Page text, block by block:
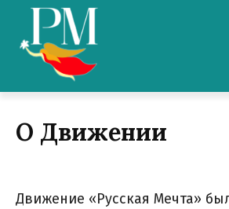
О Движении
Движение «Русская Мечта»